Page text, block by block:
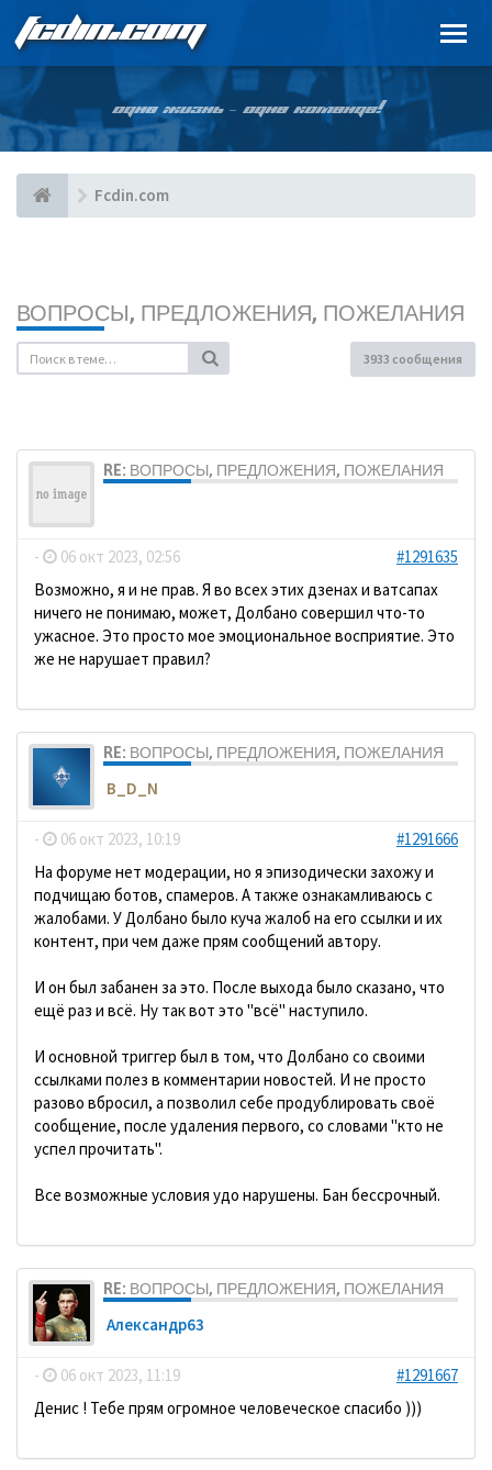
FCDIN.COM
ОДНА ЖИЗНЬ – ОДНА КОМАНДА!
Fcdin.com
ВОПРОСЫ, ПРЕДЛОЖЕНИЯ, ПОЖЕЛАНИЯ
3933 сообщения
RE: ВОПРОСЫ, ПРЕДЛОЖЕНИЯ, ПОЖЕЛАНИЯ
- 06 окт 2023, 02:56
#1291635
Возможно, я и не прав. Я во всех этих дзенах и ватсапах
ничего не понимаю, может, Долбано совершил что-то
ужасное. Это просто мое эмоциональное восприятие. Это
же не нарушает правил?
RE: ВОПРОСЫ, ПРЕДЛОЖЕНИЯ, ПОЖЕЛАНИЯ
B_D_N
- 06 окт 2023, 10:19
#1291666
На форуме нет модерации, но я эпизодически захожу и
подчищаю ботов, спамеров. А также ознакамливаюсь с
жалобами. У Долбано было куча жалоб на его ссылки и их
контент, при чем даже прям сообщений автору.
И он был забанен за это. После выхода было сказано, что
ещё раз и всё. Ну так вот это "всё" наступило.
И основной триггер был в том, что Долбано со своими
ссылками полез в комментарии новостей. И не просто
разово вбросил, а позволил себе продублировать своё
сообщение, после удаления первого, со словами "кто не
успел прочитать".
Все возможные условия удо нарушены. Бан бессрочный.
RE: ВОПРОСЫ, ПРЕДЛОЖЕНИЯ, ПОЖЕЛАНИЯ
Александр63
- 06 окт 2023, 11:19
#1291667
Денис ! Тебе прям огромное человеческое спасибо )))